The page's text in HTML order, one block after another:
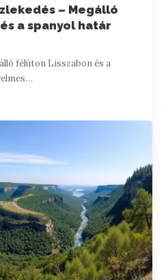
– Megálló
a spanyol határ
félúton Lisszabon és a